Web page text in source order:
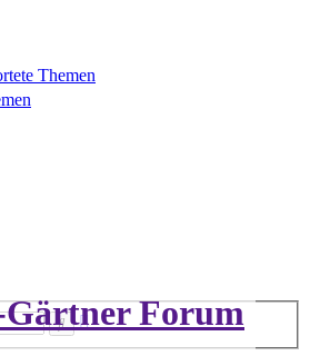
Themen
Gärtner Forum
SucheErweiterte